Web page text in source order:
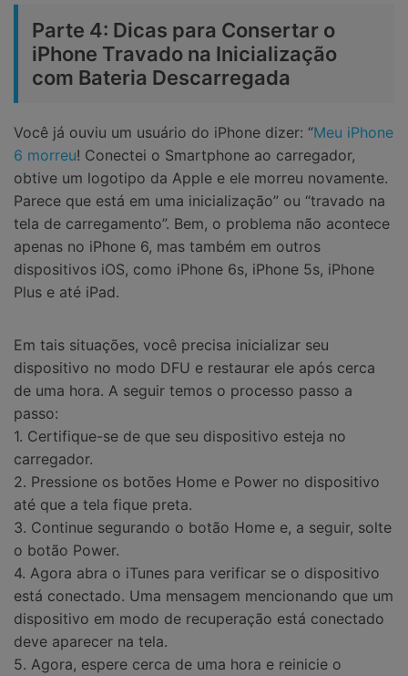
Parte 4: Dicas para Consertar o
iPhone Travado na Inicialização
com Bateria Descarregada
Você já ouviu um usuário do iPhone dizer: “Meu iPhone
6 morreu! Conectei o Smartphone ao carregador,
obtive um logotipo da Apple e ele morreu novamente.
Parece que está em uma inicialização” ou “travado na
tela de carregamento”. Bem, o problema não acontece
apenas no iPhone 6, mas também em outros
dispositivos iOS, como iPhone 6s, iPhone 5s, iPhone
Plus e até iPad.
Em tais situações, você precisa inicializar seu
dispositivo no modo DFU e restaurar ele após cerca
de uma hora. A seguir temos o processo passo a
passo:
1. Certifique-se de que seu dispositivo esteja no
carregador.
2. Pressione os botões Home e Power no dispositivo
até que a tela fique preta.
3. Continue segurando o botão Home e, a seguir, solte
o botão Power.
4. Agora abra o iTunes para verificar se o dispositivo
está conectado. Uma mensagem mencionando que um
dispositivo em modo de recuperação está conectado
deve aparecer na tela.
5. Agora, espere cerca de uma hora e reinicie o